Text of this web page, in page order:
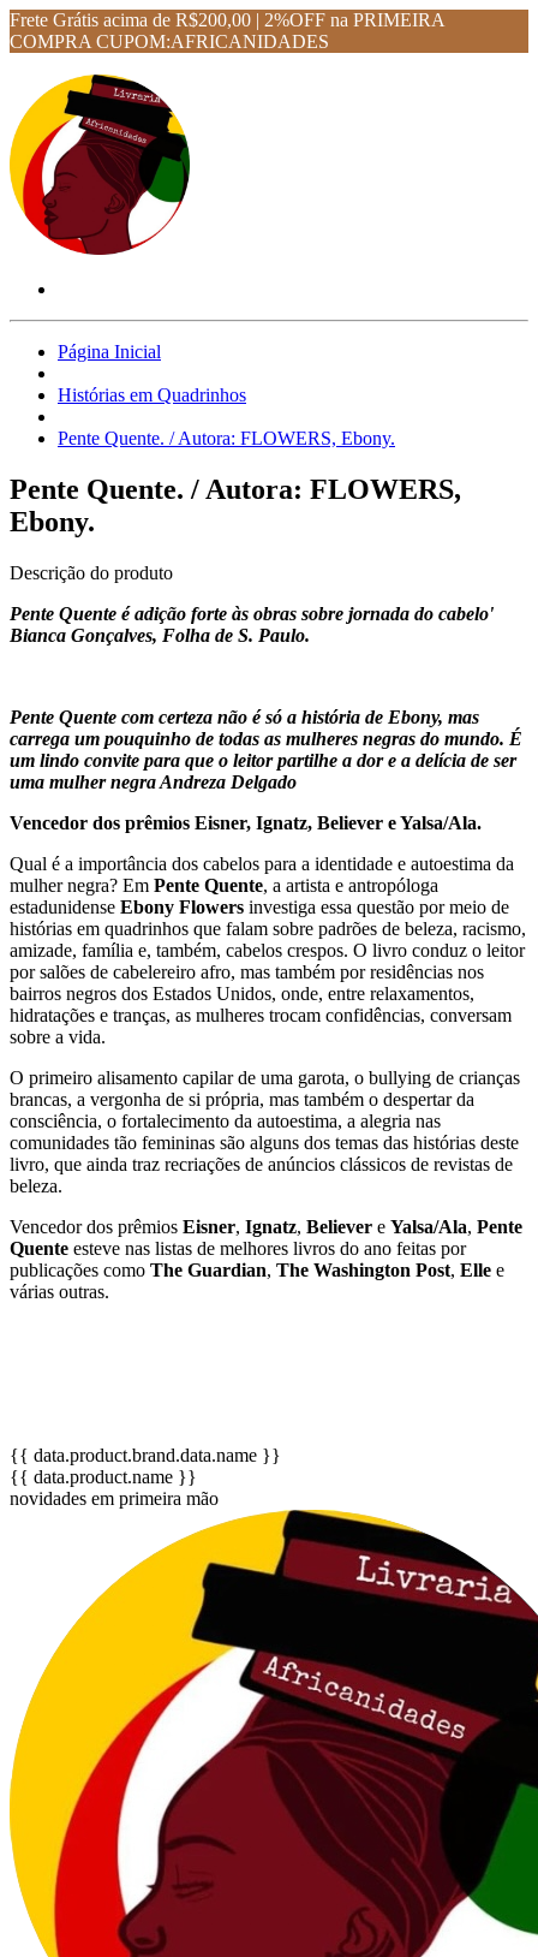
Frete Grátis acima de R$200,00 | 2%OFF na PRIMEIRA
COMPRA CUPOM:AFRICANIDADES
Página Inicial
Histórias em Quadrinhos
Pente Quente. / Autora: FLOWERS, Ebony.
Pente Quente. / Autora: FLOWERS,
Ebony.
Descrição do produto
Pente Quente é adição forte às obras sobre jornada do cabelo'
Bianca Gonçalves, Folha de S. Paulo.
Pente Quente com certeza não é só a história de Ebony, mas
carrega um pouquinho de todas as mulheres negras do mundo. É
um lindo convite para que o leitor partilhe a dor e a delícia de ser
uma mulher negra Andreza Delgado
Vencedor dos prêmios Eisner, Ignatz, Believer e Yalsa/Ala.
Qual é a importância dos cabelos para a identidade e autoestima da
mulher negra? Em Pente Quente, a artista e antropóloga
estadunidense Ebony Flowers investiga essa questão por meio de
histórias em quadrinhos que falam sobre padrões de beleza, racismo,
amizade, família e, também, cabelos crespos. O livro conduz o leitor
por salões de cabelereiro afro, mas também por residências nos
bairros negros dos Estados Unidos, onde, entre relaxamentos,
hidratações e tranças, as mulheres trocam confidências, conversam
sobre a vida.
O primeiro alisamento capilar de uma garota, o bullying de crianças
brancas, a vergonha de si própria, mas também o despertar da
consciência, o fortalecimento da autoestima, a alegria nas
comunidades tão femininas são alguns dos temas das histórias deste
livro, que ainda traz recriações de anúncios clássicos de revistas de
beleza.
Vencedor dos prêmios Eisner, Ignatz, Believer e Yalsa/Ala, Pente
Quente esteve nas listas de melhores livros do ano feitas por
publicações como The Guardian, The Washington Post, Elle e
várias outras.
{{ data.product.brand.data.name }}
{{ data.product.name }}
novidades em primeira mão